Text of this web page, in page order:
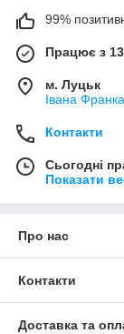
99%
Працює з
м. Луцьк
Івана
Контакти
Сьогодні
Показати
Про нас
Контакти
Доставка та